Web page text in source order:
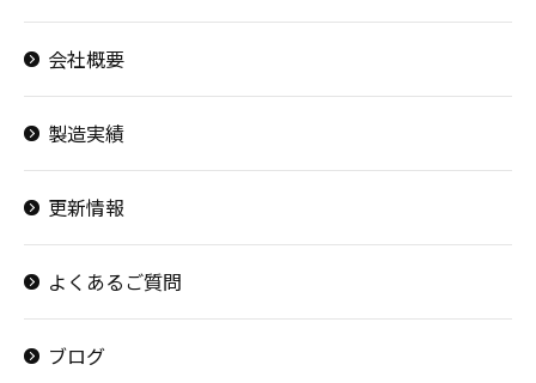
会社概要
製造実績
更新情報
よくあるご質問
ブログ